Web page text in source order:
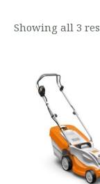
Showing all 3